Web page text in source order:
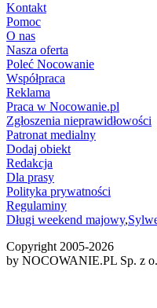
Kontakt
Pomoc
O nas
Nasza oferta
Poleć Nocowanie
Współpraca
Reklama
Praca w Nocowanie.pl
Zgłoszenia nieprawidłowości
Patronat medialny
Dodaj obiekt
Redakcja
Dla prasy
Polityka prywatności
Regulaminy
Długi weekend majowy,
Copyright 2005-2026
by NOCOWANIE.PL Sp. z